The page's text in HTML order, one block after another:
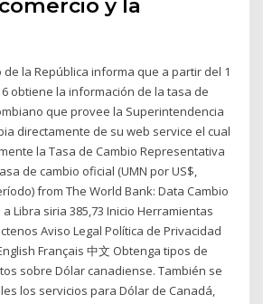
y la
de la República informa que a partir del 1
obtiene la información de la tasa de
que provee la Superintendencia
directamente de su web service el cual
la Tasa de Cambio Representativa
de cambio oficial (UMN por US$,
from The World Bank: Data Cambio
Libra siria 385,73 Inicio Herramientas
Aviso Legal Política de Privacidad
Français 中文 Obtenga tipos de
sobre Dólar canadiense. También se
los servicios para Dólar de Canadá,